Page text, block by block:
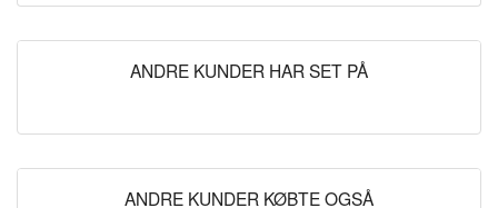
ANDRE KUNDER HAR SET PÅ
ANDRE KUNDER KØBTE OGSÅ